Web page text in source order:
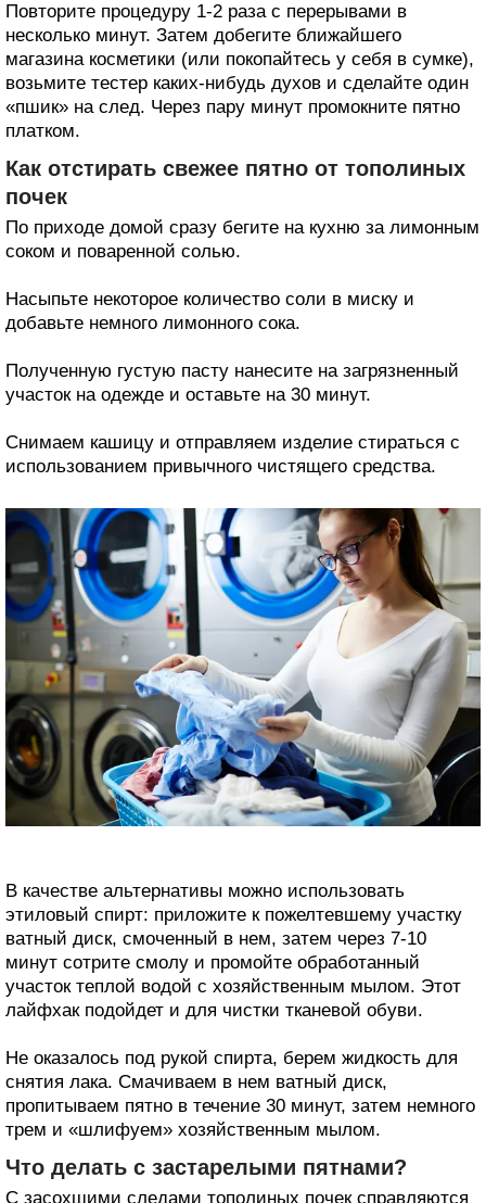
Повторите процедуру 1-2 раза с перерывами в
несколько минут. Затем добегите ближайшего
магазина косметики (или покопайтесь у себя в сумке),
возьмите тестер каких-нибудь духов и сделайте один
«пшик» на след. Через пару минут промокните пятно
платком.
Как отстирать свежее пятно от тополиных
почек
По приходе домой сразу бегите на кухню за лимонным
соком и поваренной солью.
Насыпьте некоторое количество соли в миску и
добавьте немного лимонного сока.
Полученную густую пасту нанесите на загрязненный
участок на одежде и оставьте на 30 минут.
Снимаем кашицу и отправляем изделие стираться с
использованием привычного чистящего средства.
В качестве альтернативы можно использовать
этиловый спирт: приложите к пожелтевшему участку
ватный диск, смоченный в нем, затем через 7-10
минут сотрите смолу и промойте обработанный
участок теплой водой с хозяйственным мылом. Этот
лайфхак подойдет и для чистки тканевой обуви.
Не оказалось под рукой спирта, берем жидкость для
снятия лака. Смачиваем в нем ватный диск,
пропитываем пятно в течение 30 минут, затем немного
трем и «шлифуем» хозяйственным мылом.
Что делать с застарелыми пятнами?
С засохшими следами тополиных почек справляются